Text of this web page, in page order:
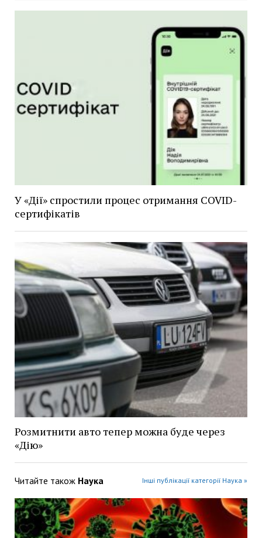
У «Дії» спростили процес отримання COVID-
сертифікатів
Розмитнити авто тепер можна буде через
«Дію»
Читайте також Наука Інші публікації категорії Наука »